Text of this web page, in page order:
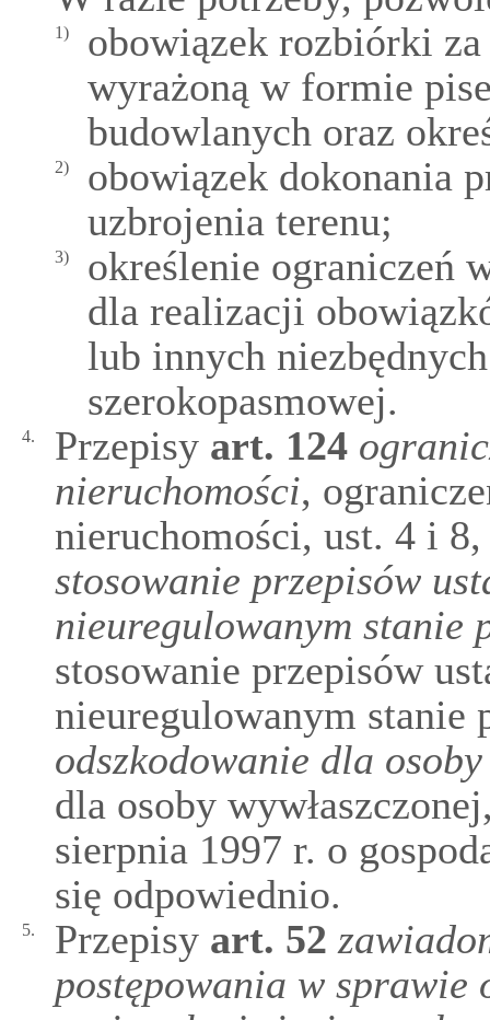
1)
obowiązek rozbiórki za
wyrażoną w formie
budowlanych oraz
2)
obowiązek dokonania
uzbrojenia terenu;
3)
określenie ograniczeń
dla realizacji
lub innych
szerokopasmowej.
4. Przepisy art. 124
nieruchomości,
nieruchomości, ust. 4 i 8,
stosowanie przepisów
nieuregulowanym stanie
stosowanie przepisów
nieuregulowanym stanie
odszkodowanie dla osoby
dla osoby
sierpnia 1997 r. o
się odpowiednio.
5. Przepisy art. 52
postępowania w